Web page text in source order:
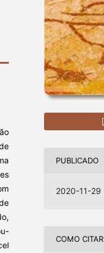
PUBLICADO
2020-11-29
COMO CITAR